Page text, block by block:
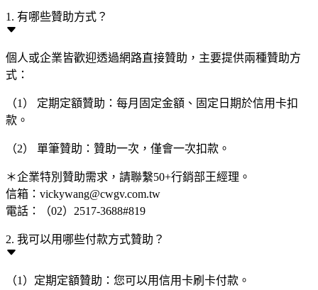
1. 有哪些贊助方式？
個人或企業皆歡迎透過網路直接贊助，主要提供兩種贊助方
式：
（1） 定期定額贊助：每月固定金額、固定日期於信用卡扣
款。
（2） 單筆贊助：贊助一次，僅會一次扣款。
＊企業特別贊助需求，請聯繫50+行銷部王經理。
信箱：vickywang@cwgv.com.tw
電話：（02）2517-3688#819
2. 我可以用哪些付款方式贊助？
（1）定期定額贊助：您可以用信用卡刷卡付款。